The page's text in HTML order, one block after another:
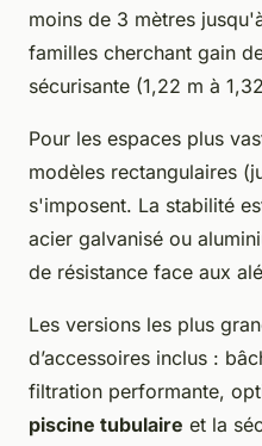
moins de 3 mètres
familles cherchant gain
sécurisante (1,22 m à
Pour les espaces plus
modèles rectangulaires
s'imposent. La stabilité
acier galvanisé ou
de résistance face aux
Les versions les plus
d’accessoires inclus :
filtration performante,
piscine tubulaire et la